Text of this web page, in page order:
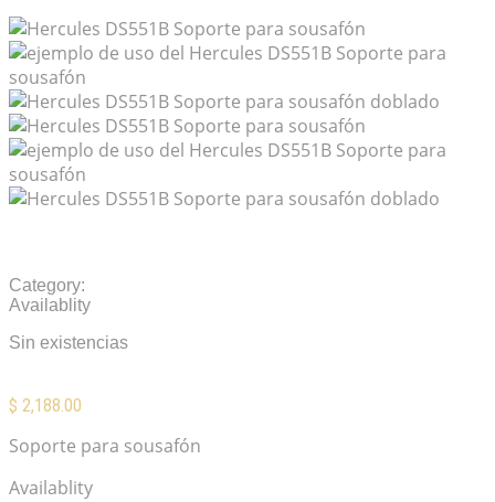
Category:
Availablity
Sin existencias
$ 2,188.00
Soporte para sousafón
Availablity